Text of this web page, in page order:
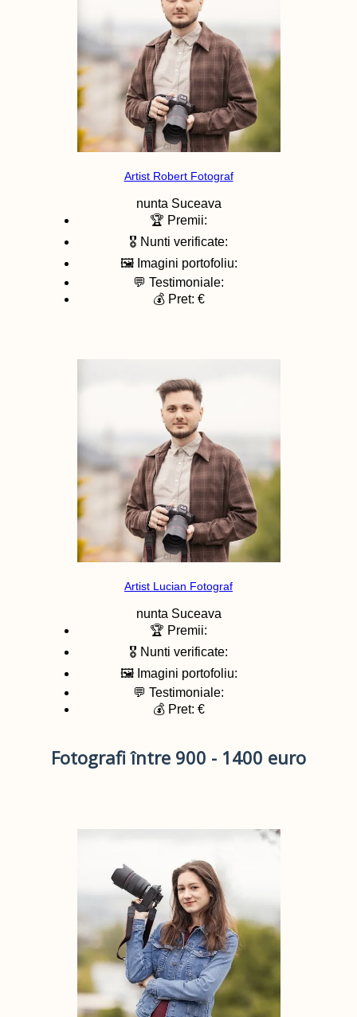
Artist Robert Fotograf
nunta Suceava
🏆 Premii:
🎖️ Nunti verificate:
🖼️ Imagini portofoliu:
💬 Testimoniale:
💰 Pret: €
Artist Lucian Fotograf
nunta Suceava
🏆 Premii:
🎖️ Nunti verificate:
🖼️ Imagini portofoliu:
💬 Testimoniale:
💰 Pret: €
Fotografi între 900 - 1400 euro